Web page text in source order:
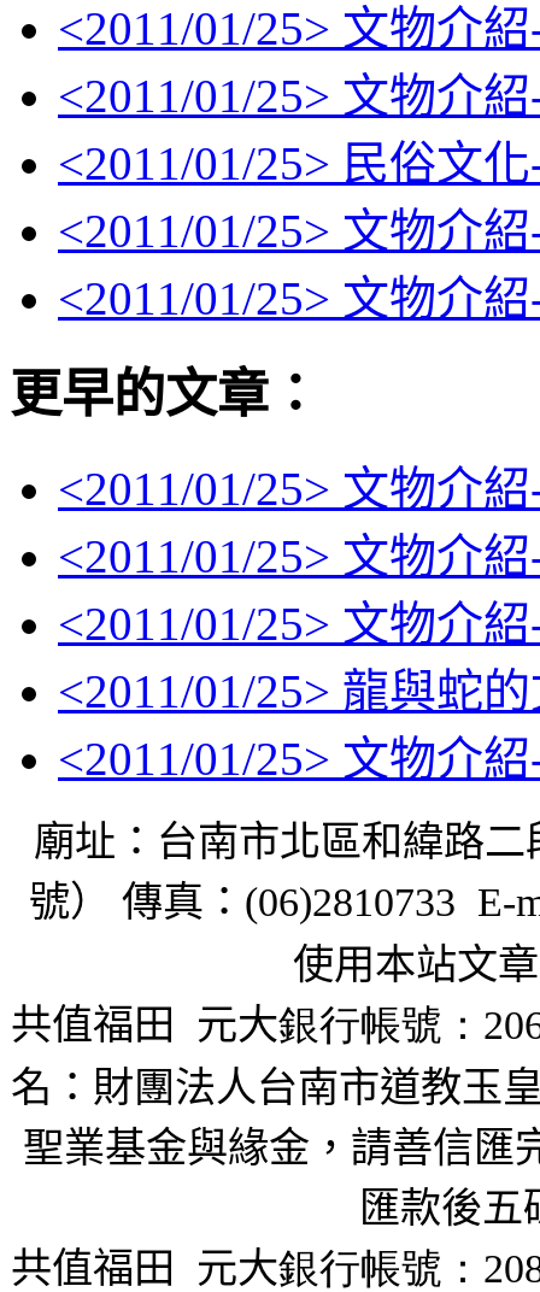
<2011/01/25> 文物介
<2011/01/25> 文物介
<2011/01/25> 民俗文
<2011/01/25> 文物介
<2011/01/25> 文物介
更早的文章：
<2011/01/25> 文物介
<2011/01/25> 文物介
<2011/01/25> 文物介
<2011/01/25> 龍與蛇
<2011/01/25> 文物介
廟址：台南市北區和緯路二
號） 傳真： (06)2810733 E-
使用本站文
共值福田
元大銀行帳號：
名：財團法人台南市道教玉
聖業基金與緣金，請善信匯
匯款後五
共值福田
元大銀行帳號：